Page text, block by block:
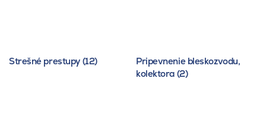
Strešné prestupy (12)
Pripevnenie bleskozvodu,
kolektora (2)